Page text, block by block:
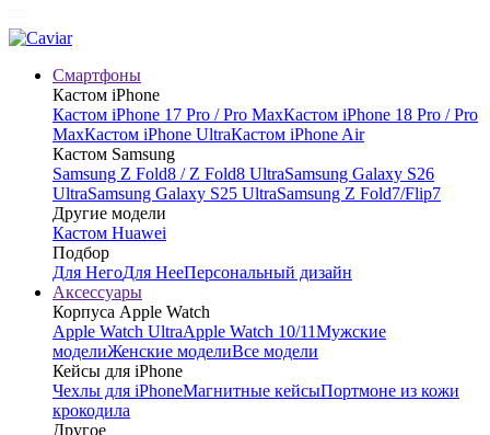
Смартфоны
Кастом iPhone
Кастом iPhone 17 Pro / Pro MaxКастом iPhone 18 Pro / Pro
MaxКастом iPhone UltraКастом iPhone Air
Кастом Samsung
Samsung Z Fold8 / Z Fold8 UltraSamsung Galaxy S26
UltraSamsung Galaxy S25 UltraSamsung Z Fold7/Flip7
Другие модели
Кастом Huawei
Подбор
Для НегоДля НееПерсональный дизайн
Аксессуары
Корпуса Apple Watch
Apple Watch UltraApple Watch 10/11Мужские
моделиЖенские моделиВсе модели
Кейсы для iPhone
Чехлы для iPhoneМагнитные кейсыПортмоне из кожи
крокодила
Другое